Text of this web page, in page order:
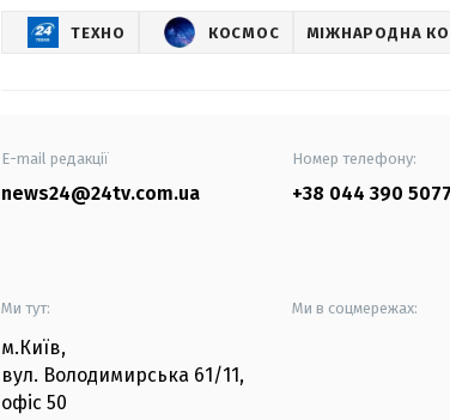
ТЕХНО КОСМОС МІЖНАРОДНА
E-mail редакції
news24@24tv.com.ua
Номер телефону:
+38 044 390 5077
Ми тут:
м.Київ,
вул. Володимирська 61/11,
офіс 50
Ми в соцмережах: